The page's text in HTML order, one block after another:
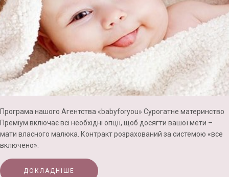
Програма нашого Агентства «babyforyou» Сурогатне материнство
Преміум включає всі необхідні опції, щоб досягти вашої мети –
мати власного малюка. Контракт розрахований за системою «все
включено».
ДОКЛАДНІШЕ